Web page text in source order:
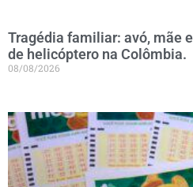
Tragédia familiar: avó, mãe
de helicóptero na Colômbia.
08/08/2026